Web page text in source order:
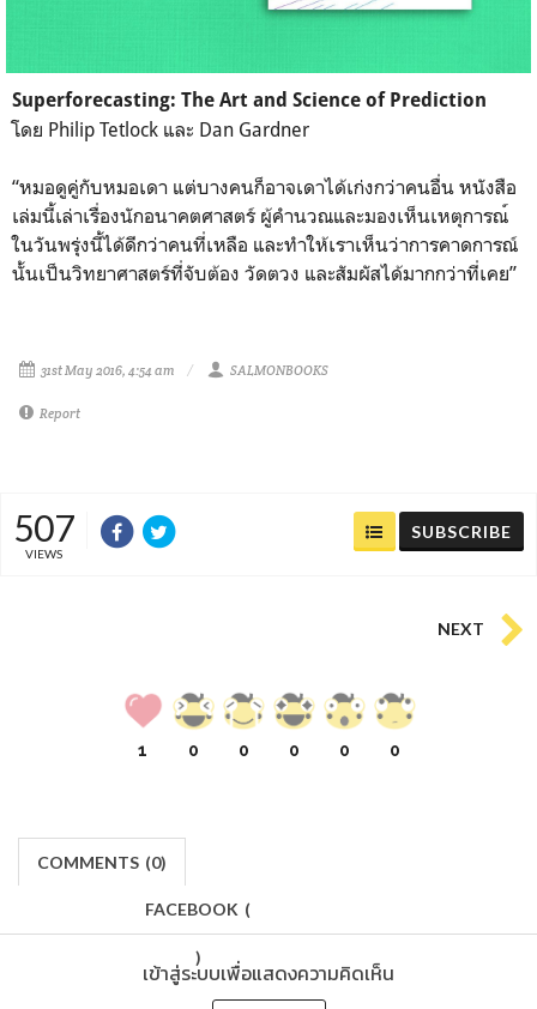
Superforecasting: The Art and Science of Prediction
โดย Philip Tetlock และ Dan Gardner
“หมอดูคู่กับหมอเดา แต่บางคนก็อาจเดาได้เก่งกว่าคนอื่น หนังสือ
เล่มนี้เล่าเรื่องนักอนาคตศาสตร์ ผู้คำนวณและมองเห็นเหตุการณ
ในวันพรุ่งนี้ได้ดีกว่าคนที่เหลือ และทำให้เราเห็นว่าการคาดการณ์
นั้นเป็นวิทยาศาสตร์ที่จับต้อง วัดตวง และสัมผัสได้มากกว่าที่เคย”
31st May 2016, 4:54 am SALMONBOOKS
Report
507
VIEWS
SUBSCRIBE
NEXT
1 0 0 0 0 0
COMMENTS (0)
FACEBOOK (
)
เข้าสู่ระบบเพื่อแสดงความคิดเห็น